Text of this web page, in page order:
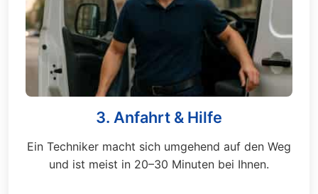
3. Anfahrt & Hilfe
Ein Techniker macht sich umgehend auf den Weg
und ist meist in 20–30 Minuten bei Ihnen.